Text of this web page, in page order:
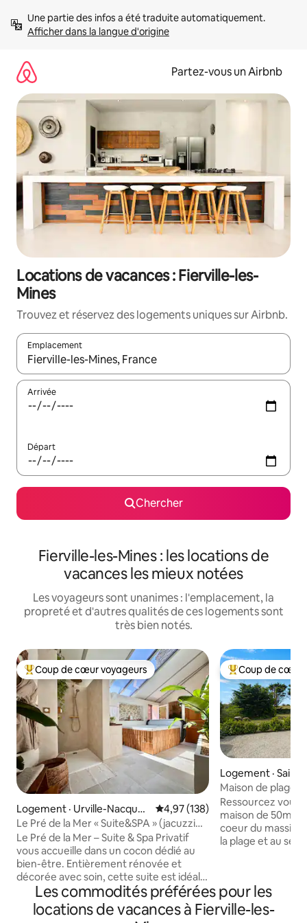
directement
Afficher dans la langue d'origine
Partez-vous un Airbnb
Locations de vacances : Fierville-les-
Mines
Trouvez et réservez des logements uniques sur Airbnb.
Emplacement
Quand les résultats sont affichés, parcourez-les en utilisant
Arrivée
Départ
Chercher
Fierville-les-Mines : les locations de
vacances les mieux notées
Les voyageurs sont unanimes : l'emplacement, la
propreté et d'autres qualités de ces logements sont
très bien notés.
Coup de cœur voyageurs parmi les plus aimés
Coup de cœur voyageurs
Logement · Urville-Nacquev
ille
Note moyenne de 4,97 sur 5,
4,97 (138)
Le Pré de la Mer « Suite&SPA » (jacuzzi
privatif)
Le Pré de la Mer – Suite & Spa Privatif
vous accueille dans un cocon dédié au
bien-être. Entièrement rénovée et
décorée avec soin, cette suite est idéale
pour une parenthèse de détente à deux.
Laissez-vous séduire par le jacuzzi 2
places allongées et ses nombreux jets
Coup de cœur
Coup de cœur
Logement ·
a-Rivière
Maison de plage
Ressourcez vous
maison de 50m2
coeur du massif
la plage et au
terrasses,
charbon.
Les commodités préférées pour les
locations de vacances à Fierville-les-